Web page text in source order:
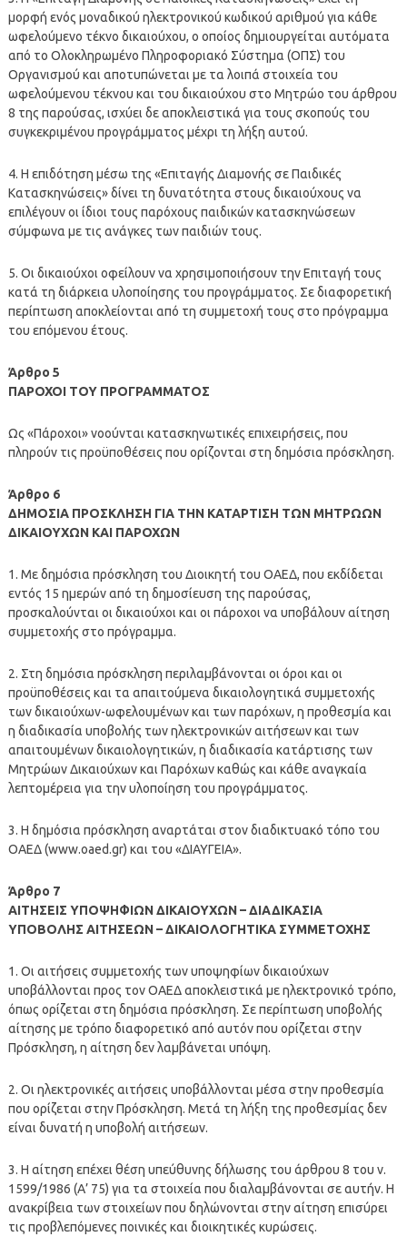
μορφή ενός μοναδικού ηλεκτρονικού κωδικού αριθμού για κάθε
ωφελούμενο τέκνο δικαιούχου, ο οποίος δημιουργείται αυτόματα
από το Ολοκληρωμένο Πληροφοριακό Σύστημα (ΟΠΣ) του
Οργανισμού και αποτυπώνεται με τα λοιπά στοιχεία του
ωφελούμενου τέκνου και του δικαιούχου στο Μητρώο του άρθρου
8 της παρούσας, ισχύει δε αποκλειστικά για τους σκοπούς του
συγκεκριμένου προγράμματος μέχρι τη λήξη αυτού.
4. Η επιδότηση μέσω της «Επιταγής Διαμονής σε Παιδικές
Κατασκηνώσεις» δίνει τη δυνατότητα στους δικαιούχους να
επιλέγουν οι ίδιοι τους παρόχους παιδικών κατασκηνώσεων
σύμφωνα με τις ανάγκες των παιδιών τους.
5. Οι δικαιούχοι οφείλουν να χρησιμοποιήσουν την Επιταγή τους
κατά τη διάρκεια υλοποίησης του προγράμματος. Σε διαφορετική
περίπτωση αποκλείονται από τη συμμετοχή τους στο πρόγραμμα
του επόμενου έτους.
Άρθρο 5
ΠΑΡΟΧΟΙ ΤΟΥ ΠΡΟΓΡΑΜΜΑΤΟΣ
Ως «Πάροχοι» νοούνται κατασκηνωτικές επιχειρήσεις, που
πληρούν τις προϋποθέσεις που ορίζονται στη δημόσια πρόσκληση.
Άρθρο 6
ΔΗΜΟΣΙΑ ΠΡΟΣΚΛΗΣΗ ΓΙΑ ΤΗΝ ΚΑΤΑΡΤΙΣΗ ΤΩΝ ΜΗΤΡΩΩΝ
ΔΙΚΑΙΟΥΧΩΝ ΚΑΙ ΠΑΡΟΧΩΝ
1. Με δημόσια πρόσκληση του Διοικητή του ΟΑΕΔ, που εκδίδεται
εντός 15 ημερών από τη δημοσίευση της παρούσας,
προσκαλούνται οι δικαιούχοι και οι πάροχοι να υποβάλουν αίτηση
συμμετοχής στο πρόγραμμα.
2. Στη δημόσια πρόσκληση περιλαμβάνονται οι όροι και οι
προϋποθέσεις και τα απαιτούμενα δικαιολογητικά συμμετοχής
των δικαιούχων-ωφελουμένων και των παρόχων, η προθεσμία και
η διαδικασία υποβολής των ηλεκτρονικών αιτήσεων και των
απαιτουμένων δικαιολογητικών, η διαδικασία κατάρτισης των
Μητρώων Δικαιούχων και Παρόχων καθώς και κάθε αναγκαία
λεπτομέρεια για την υλοποίηση του προγράμματος.
3. Η δημόσια πρόσκληση αναρτάται στον διαδικτυακό τόπο του
ΟΑΕΔ (www.oaed.gr) και του «ΔΙΑΥΓΕΙΑ».
Άρθρο 7
ΑΙΤΗΣΕΙΣ ΥΠΟΨΗΦΙΩΝ ΔΙΚΑΙΟΥΧΩΝ – ΔΙΑΔΙΚΑΣΙΑ
ΥΠΟΒΟΛΗΣ ΑΙΤΗΣΕΩΝ – ΔΙΚΑΙΟΛΟΓΗΤΙΚΑ ΣΥΜΜΕΤΟΧΗΣ
1. Οι αιτήσεις συμμετοχής των υποψηφίων δικαιούχων
υποβάλλονται προς τον ΟΑΕΔ αποκλειστικά με ηλεκτρονικό τρόπο,
όπως ορίζεται στη δημόσια πρόσκληση. Σε περίπτωση υποβολής
αίτησης με τρόπο διαφορετικό από αυτόν που ορίζεται στην
Πρόσκληση, η αίτηση δεν λαμβάνεται υπόψη.
2. Οι ηλεκτρονικές αιτήσεις υποβάλλονται μέσα στην προθεσμία
που ορίζεται στην Πρόσκληση. Μετά τη λήξη της προθεσμίας δεν
είναι δυνατή η υποβολή αιτήσεων.
3. Η αίτηση επέχει θέση υπεύθυνης δήλωσης του άρθρου 8 του ν.
1599/1986 (Α’ 75) για τα στοιχεία που διαλαμβάνονται σε αυτήν. Η
ανακρίβεια των στοιχείων που δηλώνονται στην αίτηση επισύρει
τις προβλεπόμενες ποινικές και διοικητικές κυρώσεις.